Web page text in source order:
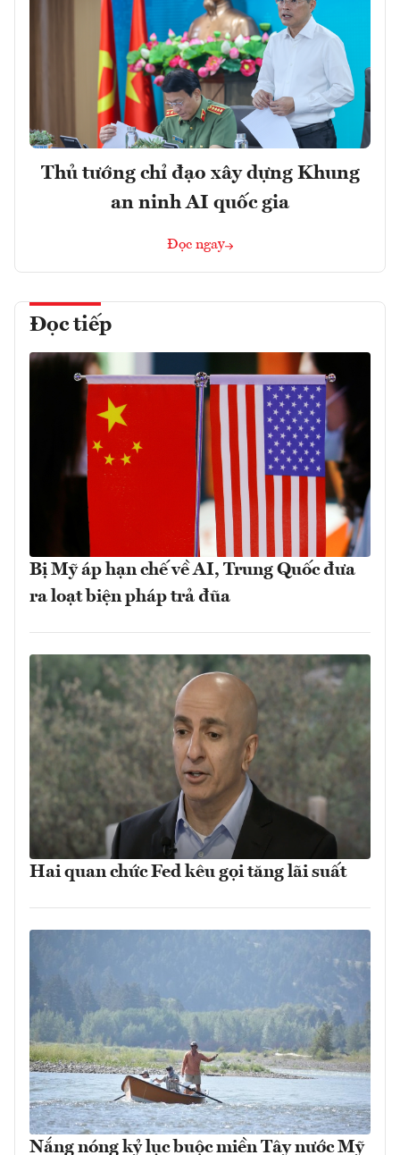
Thủ tướng chỉ đạo xây dựng Khung
an ninh AI quốc gia
Đọc ngay
Đọc tiếp
Bị Mỹ áp hạn chế về AI, Trung Quốc đưa
ra loạt biện pháp trả đũa
Hai quan chức Fed kêu gọi tăng lãi suất
Nắng nóng kỷ lục buộc miền Tây nước Mỹ